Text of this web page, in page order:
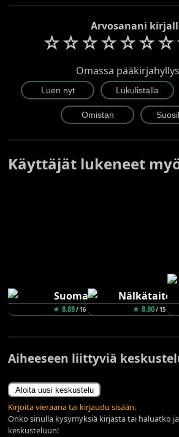
Arvosanani
☆☆☆☆☆☆☆
Omassa
Käyttäjät lukeneet
★ 8.88/ 16 ★ 8.80/ 15
Aiheeseen liittyviä
Aloita uusi keskustelu
Kirjoita vieraana tai kirjaudu sisään.
Onko sinulla kysymyksiä kirjasta tai haluatko
keskusteluun!